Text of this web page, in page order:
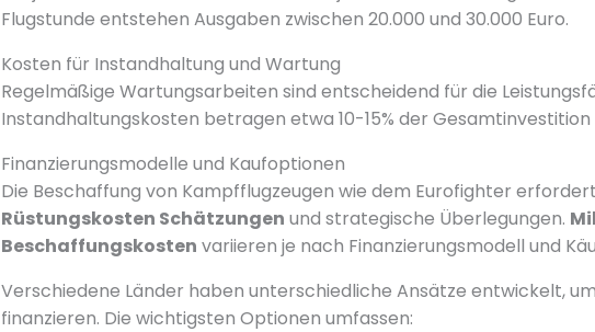
Flugstunde entstehen Ausgaben zwischen 20.000 und 30.000 Euro.
Kosten für Instandhaltung und Wartung
Regelmäßige Wartungsarbeiten sind entscheidend für die
Instandhaltungskosten betragen etwa 10-15% der
Finanzierungsmodelle und Kaufoptionen
Die Beschaffung von Kampfflugzeugen wie dem Eurofighter
Rüstungskosten Schätzungen und strategische Überlegungen.
Beschaffungskosten variieren je nach Finanzierungsmodell und
Verschiedene Länder haben unterschiedliche Ansätze entwickelt,
finanzieren. Die wichtigsten Optionen umfassen: